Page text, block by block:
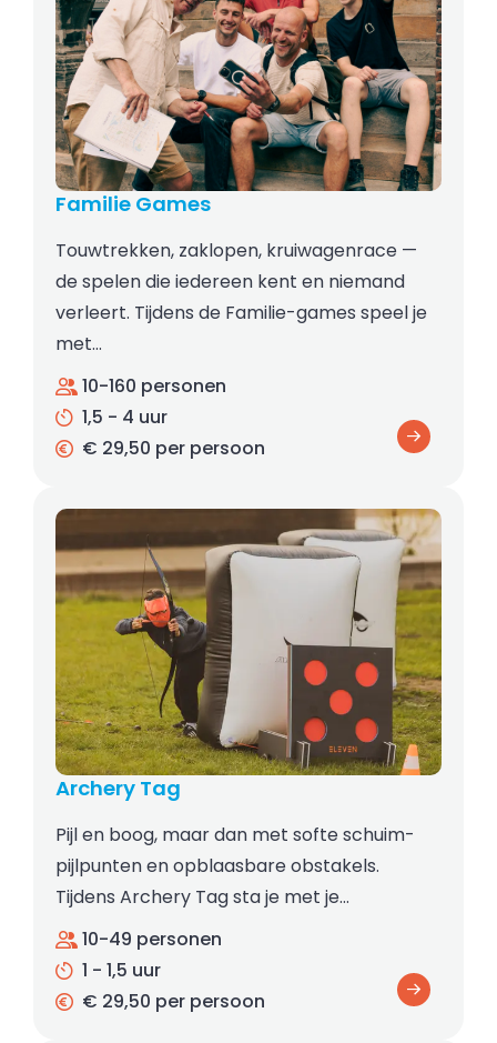
Familie Games
Touwtrekken, zaklopen, kruiwagenrace —
de spelen die iedereen kent en niemand
verleert. Tijdens de Familie-games speel je
met…
10-160 personen
1,5 - 4 uur
€ 29,50 per persoon
Archery Tag
Pijl en boog, maar dan met softe schuim-
pijlpunten en opblaasbare obstakels.
Tijdens Archery Tag sta je met je…
10-49 personen
1 - 1,5 uur
€ 29,50 per persoon